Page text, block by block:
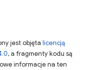
jest objęta licencją
, a fragmenty kodu są
informacje na ten